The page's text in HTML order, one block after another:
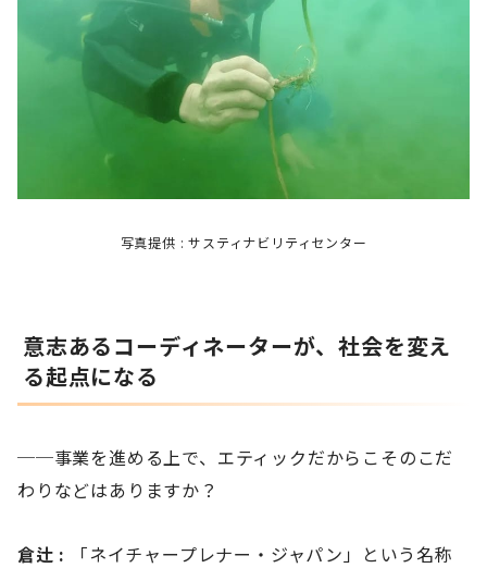
写真提供 : サスティナビリティセンター
意志あるコーディネーターが、社会を変え
る起点になる
──事業を進める上で、エティックだからこそのこだ
わりなどはありますか？
倉辻 :
「ネイチャープレナー・ジャパン」という名称